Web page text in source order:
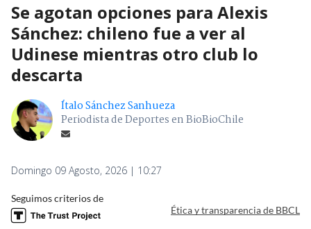
Se agotan opciones para Alexis
Sánchez: chileno fue a ver al
Udinese mientras otro club lo
descarta
Ítalo Sánchez Sanhueza
Periodista de Deportes en BioBioChile
Domingo 09 Agosto, 2026 | 10:27
Seguimos criterios de
Ética y transparencia de BBCL